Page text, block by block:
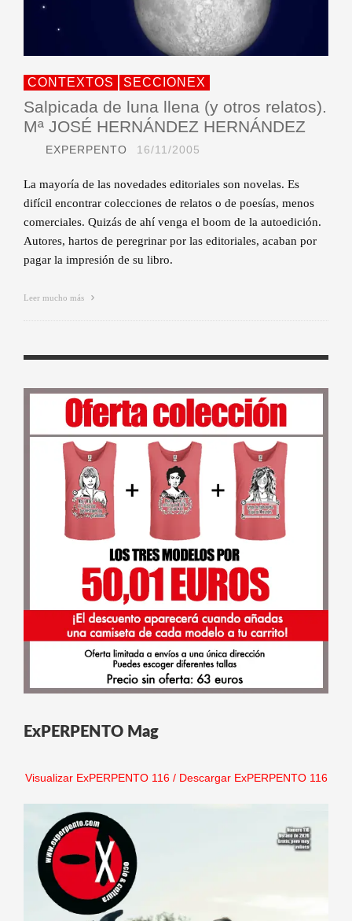
CONTEXTOS SECCIONEX
Salpicada de luna llena (y otros relatos).
Mª JOSÉ HERNÁNDEZ HERNÁNDEZ
EXPERPENTO 16/11/2005
La mayoría de las novedades editoriales son novelas. Es
difícil encontrar colecciones de relatos o de poesías, menos
comerciales. Quizás de ahí venga el boom de la autoedición.
Autores, hartos de peregrinar por las editoriales, acaban por
pagar la impresión de su libro.
Leer mucho más
ExPERPENTO Mag
Visualizar ExPERPENTO 116/ Descargar ExPERPENTO 116